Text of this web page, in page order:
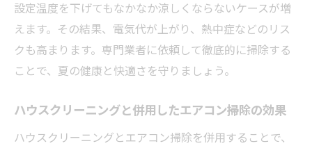
設定温度を下げてもなかなか涼しくならないケースが増
えます。その結果、電気代が上がり、熱中症などのリス
クも高まります。専門業者に依頼して徹底的に掃除する
ことで、夏の健康と快適さを守りましょう。
ハウスクリーニングと併用したエアコン掃除の効果
ハウスクリーニングとエアコン掃除を併用することで、